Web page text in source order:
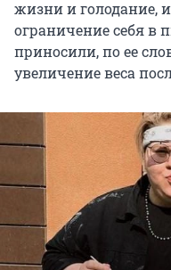
жизни и голодание,
ограничение себя в
приносили, по ее
увеличение веса